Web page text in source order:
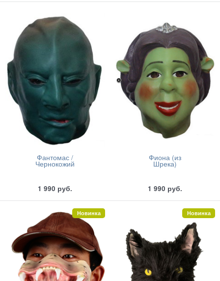
Фантомас /
Чернокожий
1 990 руб.
Фиона (из
Шрека)
1 990 руб.
Новинка Новинка